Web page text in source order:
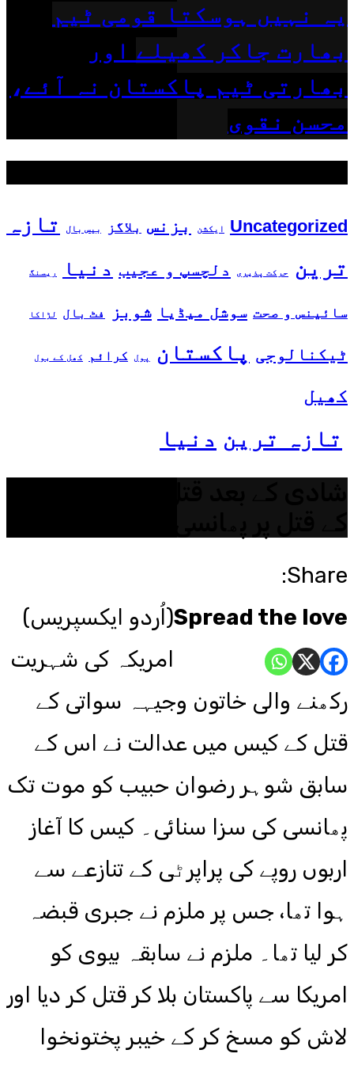
یہ نہیں ہوسکتا قومی ٹیم
بھارت جاکر کھیلے اور
بھارتی ٹیم پاکستان نہ آئے،
محسن نقوی
Uncategorized ایکشن بزنس بلاگز بیس بال
تازہ
ترین
حرکت پذیری دلچسپ و عجیب دنیا ریسنگ
سائینس و صحت سوشل میڈیا شوبز فٹ بال لڑاکا
ٹیکنالوجی پاکستان پول کرائم کھل کے بول
کھیل
تازہ ترین دنیا
Share:
Spread the love(اُردو ایکسپریس)
امریکہ کی شہریت
رکھنے والی خاتون وجیہہ سواتی کے
قتل کے کیس میں عدالت نے اس کے
سابق شوہر رضوان حبیب کو موت تک
پھانسی کی سزا سنائی۔ کیس کا آغاز
اربوں روپے کی پراپرٹی کے تنازعے سے
ہوا تھا، جس پر ملزم نے جبری قبضہ
کر لیا تھا۔ ملزم نے سابقہ بیوی کو
امریکا سے پاکستان بلا کر قتل کر دیا اور
لاش کو مسخ کر کے خیبر پختونخوا